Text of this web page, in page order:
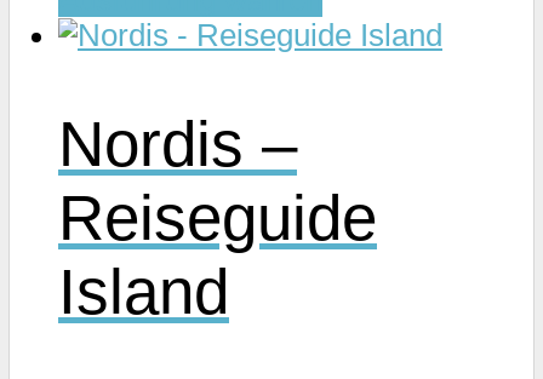
Produkt
Die
Optionen
Nordis –
Reiseguide
Island